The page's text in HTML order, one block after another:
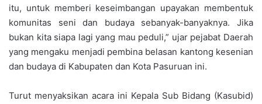
itu, untuk memberi keseimbangan upayakan membentuk
komunitas seni dan budaya sebanyak-banyaknya. Jika
bukan kita siapa lagi yang mau peduli,” ujar pejabat Daerah
yang mengaku menjadi pembina belasan kantong kesenian
dan budaya di Kabupaten dan Kota Pasuruan ini.
Turut menyaksikan acara ini Kepala Sub Bidang (Kasubid)